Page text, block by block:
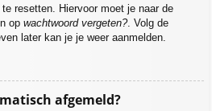
resetten. Hiervoor moet je naar de
op wachtwoord vergeten?. Volg de
later kan je je weer aanmelden.
afgemeld?